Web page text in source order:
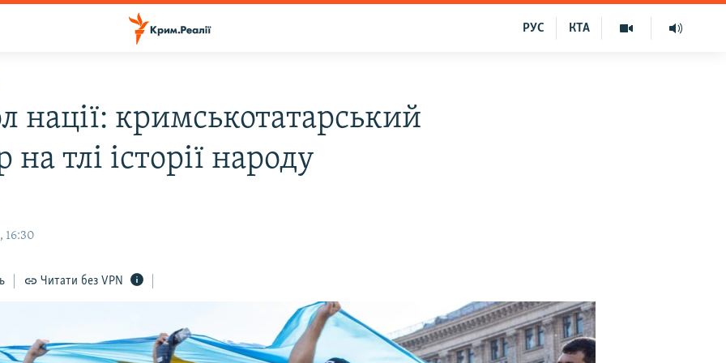
КТА
РУС
нації: кримськотатарський
на тлі історії народу
16:30
Читати без VPN